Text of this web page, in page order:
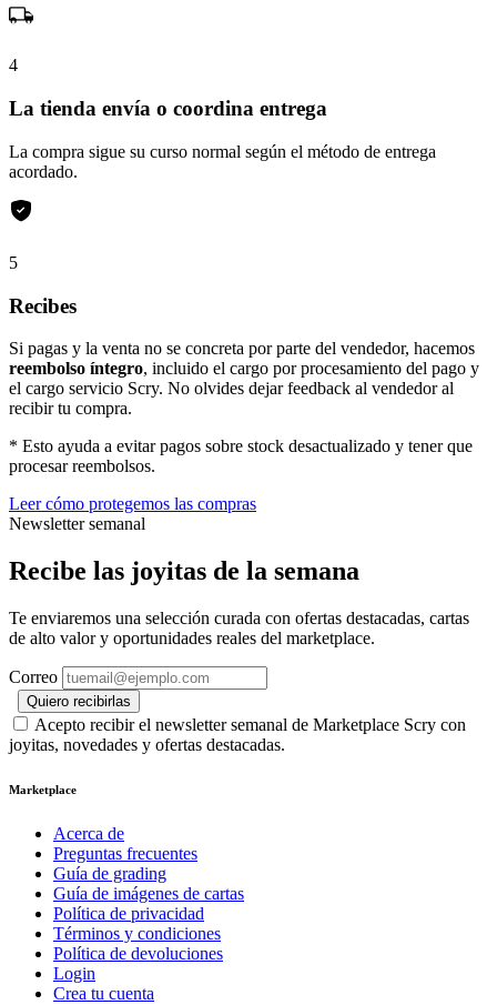
4
La tienda envía o coordina entrega
La compra sigue su curso normal según el método de entrega
acordado.
5
Recibes
Si pagas y la venta no se concreta por parte del vendedor, hacemos
reembolso íntegro, incluido el cargo por procesamiento del pago y
el cargo servicio Scry. No olvides dejar feedback al vendedor al
recibir tu compra.
* Esto ayuda a evitar pagos sobre stock desactualizado y tener que
procesar reembolsos.
Leer cómo protegemos las compras
Newsletter semanal
Recibe las joyitas de la semana
Te enviaremos una selección curada con ofertas destacadas, cartas
de alto valor y oportunidades reales del marketplace.
Correo
Quiero recibirlas
Acepto recibir el newsletter semanal de Marketplace Scry con
joyitas, novedades y ofertas destacadas.
Marketplace
Acerca de
Preguntas frecuentes
Guía de grading
Guía de imágenes de cartas
Política de privacidad
Términos y condiciones
Política de devoluciones
Login
Crea tu cuenta